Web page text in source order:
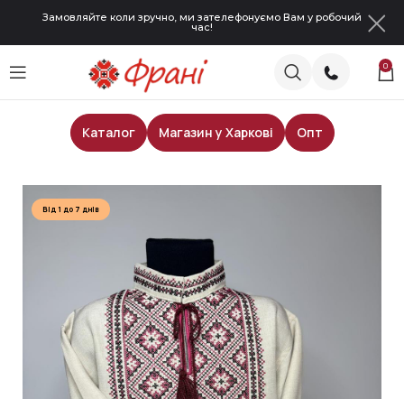
Замовляйте коли зручно, ми зателефонуємо Вам у робочий
час!
0
Каталог Магазин у Харкові
Опт
Сорочки для хлопчиків
Від 1 до 7 днів